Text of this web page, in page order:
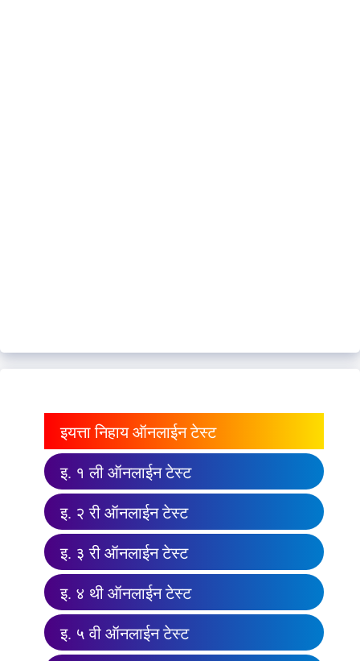
इयत्ता निहाय ऑनलाईन टेस्ट
इ. १ ली ऑनलाईन टेस्ट
इ. २ री ऑनलाईन टेस्ट
इ. ३ री ऑनलाईन टेस्ट
इ. ४ थी ऑनलाईन टेस्ट
इ. ५ वी ऑनलाईन टेस्ट